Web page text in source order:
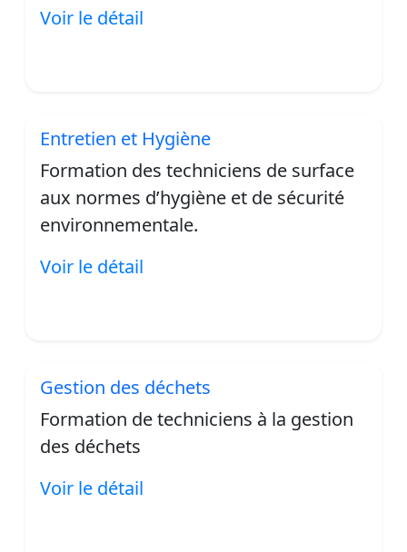
Voir le détail
Entretien et Hygiène
Formation des techniciens de surface
aux normes d’hygiène et de sécurité
environnementale.
Voir le détail
Gestion des déchets
Formation de techniciens à la gestion
des déchets
Voir le détail